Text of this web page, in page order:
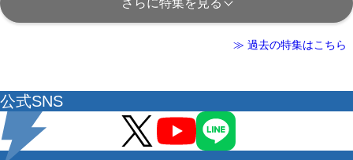
さらに特集を見る
≫ 過去の特集はこちら
公式SNS